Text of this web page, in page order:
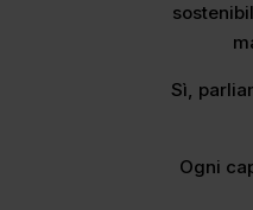
Sì,
Ogni